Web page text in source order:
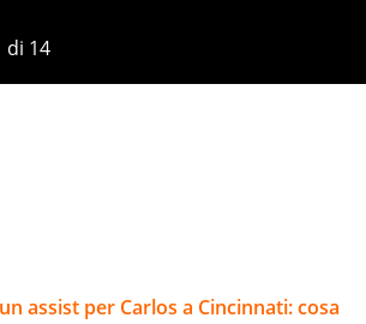
di 14
assist per Carlos a Cincinnati: cosa